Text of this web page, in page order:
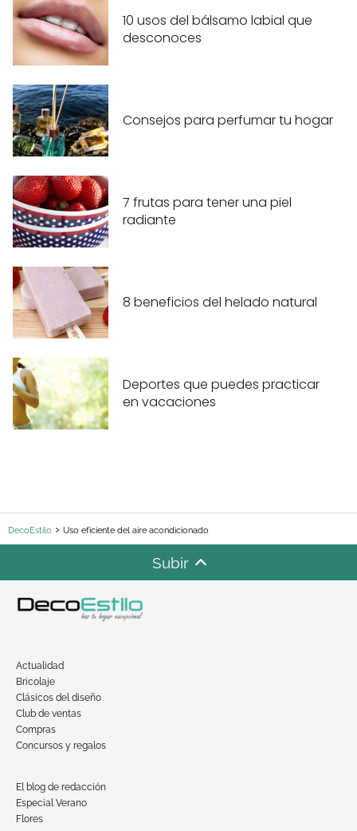
10 usos del bálsamo labial que
desconoces
Consejos para perfumar tu hogar
7 frutas para tener una piel
radiante
8 beneficios del helado natural
Deportes que puedes practicar
en vacaciones
DecoEstilo Uso eficiente del aire acondicionado
Subir
Actualidad
Bricolaje
Clásicos del diseño
Club de ventas
Compras
Concursos y regalos
El blog de redacción
Especial Verano
Flores